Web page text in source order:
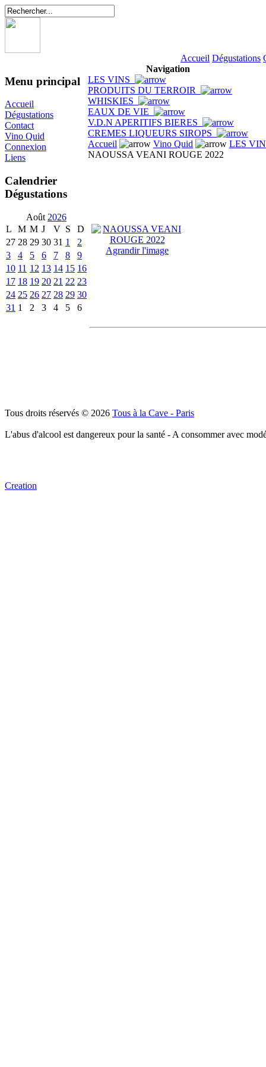
Accueil Dégustations
Menu principal
Accueil
Dégustations
Contact
Vino Quid
Connexion
Liens
Calendrier
Dégustations
Août 2026
L
M M J V S
D
27 28 29 30 31 1
2
3
4 5 6 7 8
9
10 11 12 13 14 15 16
17 18 19 20 21 22 23
24 25 26 27 28 29 30
31 1 2 3 4 5 6
Navigation
LES VINS
PRODUITS DU TERROIR
WHISKIES
EAUX DE VIE
V.D.N APERITIFS BIERES
CREMES LIQUEURS SIROPS
Accueil
Vino Quid
LES
NAOUSSA VEANI ROUGE 2022
Agrandir l'image
Tous droits réservés © 2026 Tous à la Cave - Paris
L'abus d'alcool est dangereux pour la santé - A consommer avec
Creation